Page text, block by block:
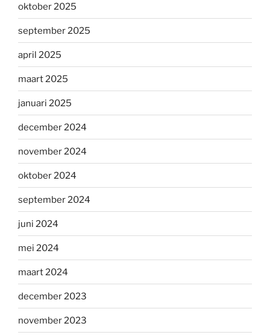
oktober 2025
september 2025
april 2025
maart 2025
januari 2025
december 2024
november 2024
oktober 2024
september 2024
juni 2024
mei 2024
maart 2024
december 2023
november 2023